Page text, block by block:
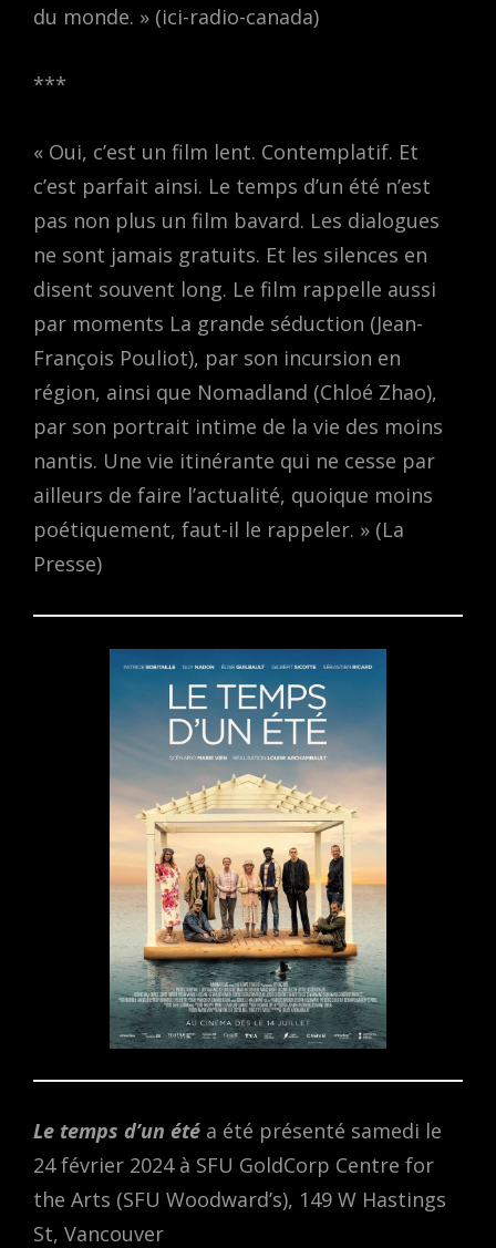
du monde. » (ici-radio-canada)
***
« Oui, c’est un film lent. Contemplatif. Et
c’est parfait ainsi. Le temps d’un été n’est
pas non plus un film bavard. Les dialogues
ne sont jamais gratuits. Et les silences en
disent souvent long. Le film rappelle aussi
par moments La grande séduction (Jean-
François Pouliot), par son incursion en
région, ainsi que Nomadland (Chloé Zhao),
par son portrait intime de la vie des moins
nantis. Une vie itinérante qui ne cesse par
ailleurs de faire l’actualité, quoique moins
poétiquement, faut-il le rappeler. » (La
Presse)
Le temps d’un été a été présenté samedi le
24 février 2024 à SFU GoldCorp Centre for
the Arts (SFU Woodward’s), 149 W Hastings
St, Vancouver